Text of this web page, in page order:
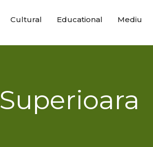
Cultural Educational Mediu